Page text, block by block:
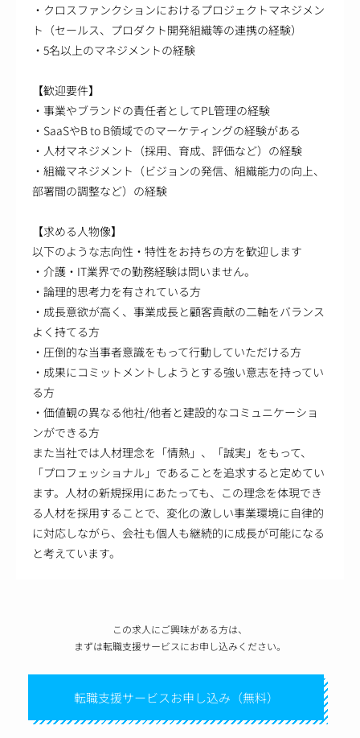
・クロスファンクションにおけるプロジェクトマネジメン
ト（セールス、プロダクト開発組織等の連携の経験）
・5名以上のマネジメントの経験
【歓迎要件】
・事業やブランドの責任者としてPL管理の経験
・SaaSやB to B領域でのマーケティングの経験がある
・人材マネジメント（採用、育成、評価など）の経験
・組織マネジメント（ビジョンの発信、組織能力の向上、
部署間の調整など）の経験
【求める人物像】
以下のような志向性・特性をお持ちの方を歓迎します
・介護・IT業界での勤務経験は問いません。
・論理的思考力を有されている方
・成長意欲が高く、事業成長と顧客貢献の二軸をバランス
よく持てる方
・圧倒的な当事者意識をもって行動していただける方
・成果にコミットメントしようとする強い意志を持ってい
る方
・価値観の異なる他社/他者と建設的なコミュニケーショ
ンができる方
また当社では人材理念を「情熱」、「誠実」をもって、
「プロフェッショナル」であることを追求すると定めてい
ます。人材の新規採用にあたっても、この理念を体現でき
る人材を採用することで、変化の激しい事業環境に自律的
に対応しながら、会社も個人も継続的に成長が可能になる
と考えています。
この求人にご興味がある方は、
まずは転職支援サービスにお申し込みください。
転職支援サービスお申し込み（無料）